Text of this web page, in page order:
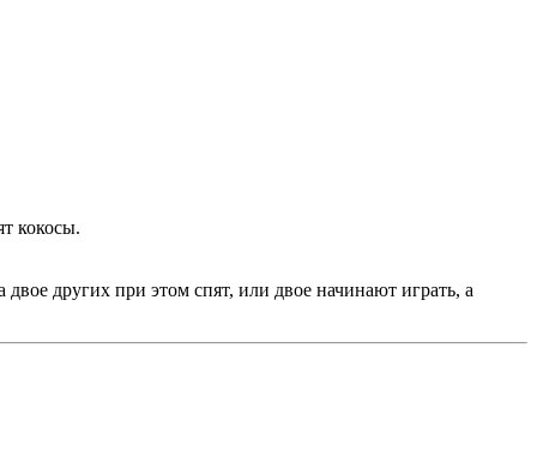
кокосы.
других при этом спят, или двое начинают играть, а